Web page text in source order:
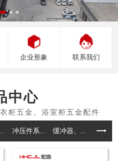
企业形象 联系我们
中心
冲压件系... 缓冲器、... 拉手